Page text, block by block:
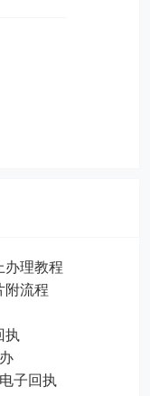
办理教程
附流程
执
子回执